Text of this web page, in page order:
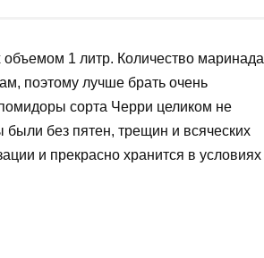
1 литр. Количество маринада
поэтому лучше брать очень
сорта Черри целиком не
были без пятен, трещин и всяческих
и прекрасно хранится в условиях